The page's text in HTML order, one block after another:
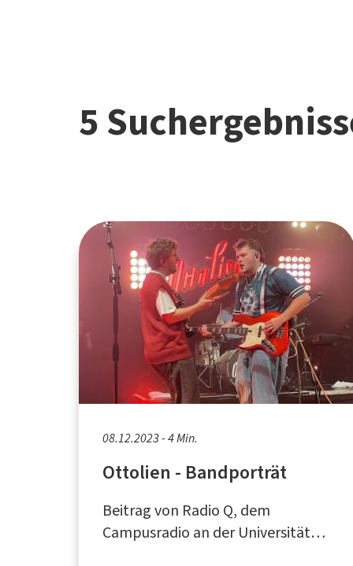
5
08.12.2023 - 4 Min.
Ottolien - Bandporträt
Beitrag von Radio Q, dem
Campusradio an der Universität